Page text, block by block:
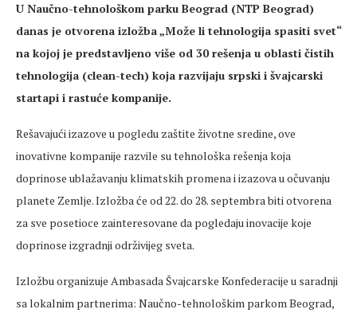
U Naučno-tehnološkom parku Beograd (NTP Beograd)
danas je otvorena izložba „Može li tehnologija spasiti svet“
na kojoj je predstavljeno više od 30 rešenja u oblasti čistih
tehnologija (clean-tech) koja razvijaju srpski i švajcarski
startapi i rastuće kompanije.
Rešavajući izazove u pogledu zaštite životne sredine, ove
inovativne kompanije razvile su tehnološka rešenja koja
doprinose ublažavanju klimatskih promena i izazova u očuvanju
planete Zemlje. Izložba će od 22. do 28. septembra biti otvorena
za sve posetioce zainteresovane da pogledaju inovacije koje
doprinose izgradnji održivijeg sveta.
Izložbu organizuje Ambasada Švajcarske Konfederacije u saradnji
sa lokalnim partnerima: Naučno-tehnološkim parkom Beograd,